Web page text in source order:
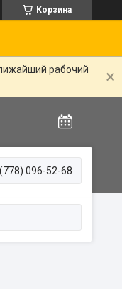
Корзина
рабочий
096-52-68